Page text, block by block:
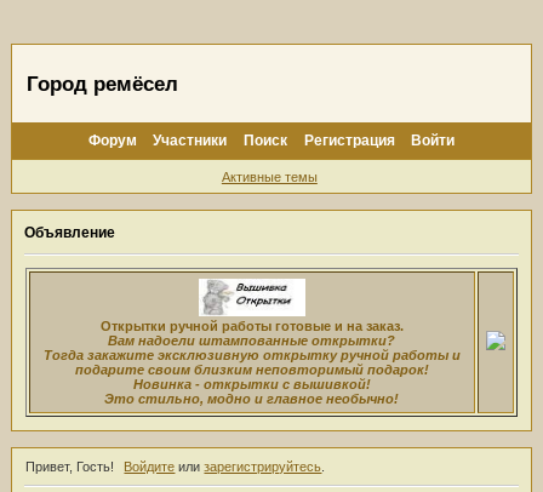
Город ремёсел
Форум Участники Поиск Регистрация Войти
Активные темы
Объявление
Открытки ручной работы готовые и на заказ.
Вам надоели штампованные открытки?
Тогда закажите эксклюзивную открытку ручной работы и
подарите своим близким неповторимый подарок!
Новинка - открытки с вышивкой!
Это стильно, модно и главное необычно!
Привет, Гость! Войдите илизарегистрируйтесь